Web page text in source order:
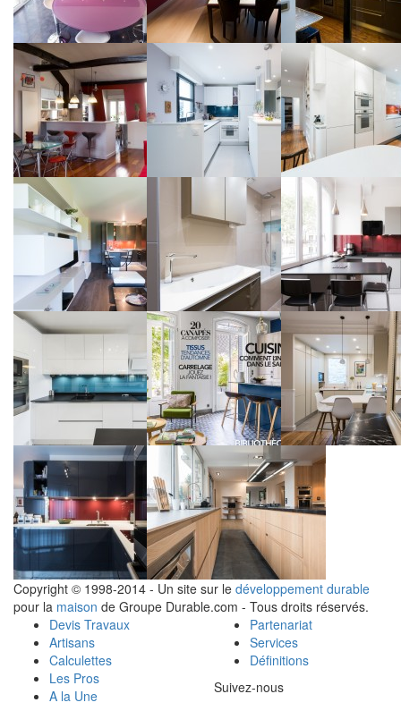
Copyright © 1998-2014 - Un site sur le développement durable
pour la maison de Groupe Durable.com - Tous droits réservés.
Devis Travaux
Artisans
Calculettes
Les Pros
A la Une
Partenariat
Services
Définitions
Suivez-nous